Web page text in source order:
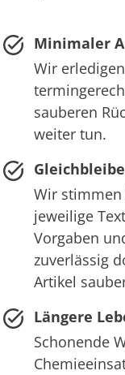
Minimaler
Wir
sauberen
weiter tun.
Wir stimmen
jeweilige
Vorgaben
zuverlässig
Artikel
Längere
Schonende